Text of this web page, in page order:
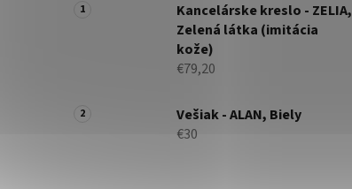
Kancelárske kreslo - ZELIA,
Zelená látka (imitácia
kože)
€79,20
Vešiak - ALAN, Biely
€30